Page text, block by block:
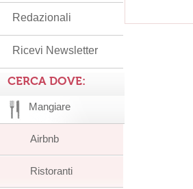
Redazionali
Ricevi Newsletter
CERCA DOVE:
Mangiare
Airbnb
Ristoranti